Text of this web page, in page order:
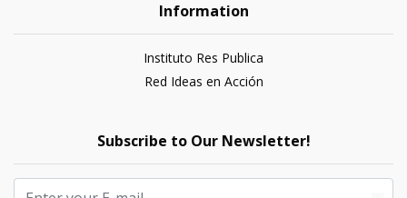
Information
Instituto Res Publica
Red Ideas en Acción
Subscribe to Our Newsletter!